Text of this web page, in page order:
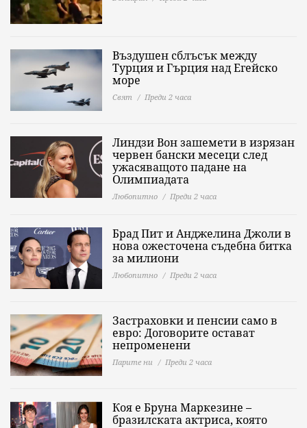
Въздушен сблъсък между
Турция и Гърция над Егейско
море
Свят Преди 2 часа
Линдзи Вон зашемети в изрязан
червен бански месеци след
ужасяващото падане на
Олимпиадата
Любопитно Преди 2 часа
Брад Пит и Анджелина Джоли в
нова ожесточена съдебна битка
за милиони
Любопитно Преди 2 часа
Застраховки и пенсии само в
евро: Договорите остават
непроменени
Парите ни Преди 2 часа
Коя е Бруна Маркезине –
бразилската актриса, която